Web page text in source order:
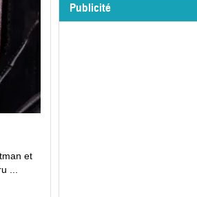
et
...
Publicité